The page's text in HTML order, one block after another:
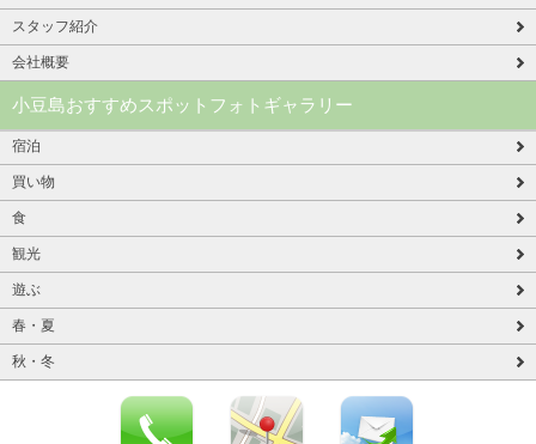
スタッフ紹介
会社概要
小豆島おすすめスポットフォトギャラリー
宿泊
買い物
食
観光
遊ぶ
春・夏
秋・冬